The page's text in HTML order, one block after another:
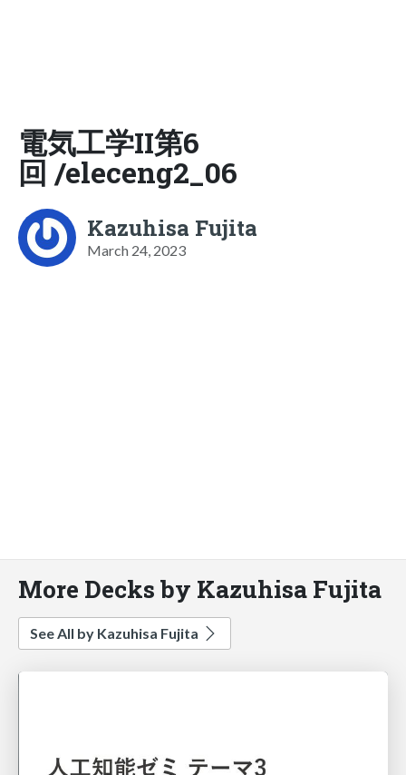
電気工学II第6
回 /eleceng2_06
Kazuhisa Fujita
March 24, 2023
More Decks by Kazuhisa Fujita
See All by Kazuhisa Fujita